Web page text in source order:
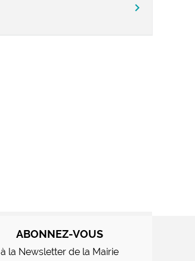
chevron_right
ABONNEZ-VOUS
à la Newsletter de la Mairie